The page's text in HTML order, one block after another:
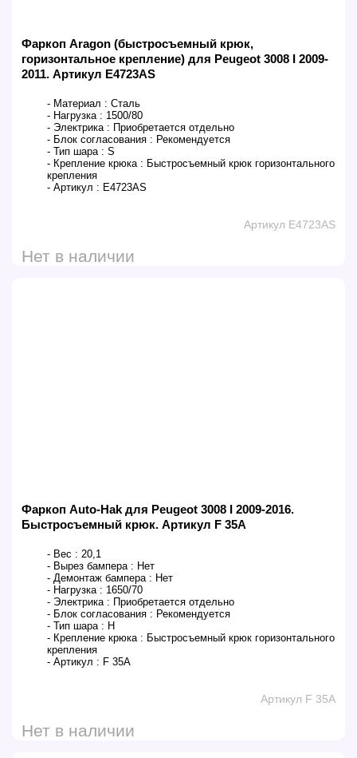
Фаркоп Aragon (быстросъемный крюк,
горизонтальное крепление) для Peugeot 3008 I 2009-
2011. Артикул E4723AS
- Материал : Сталь
- Нагрузка : 1500/80
- Электрика : Приобретается отдельно
- Блок согласования : Рекомендуется
- Тип шара : S
- Крепление крюка : Быстросъемный крюк горизонтального
крепления
- Артикул : E4723AS
Артикул E4723AS
Нет в наличии
Фаркоп Auto-Hak для Peugeot 3008 I 2009-2016.
Быстросъемный крюк. Артикул F 35A
- Вес : 20,1
- Вырез бампера : Нет
- Демонтаж бампера : Нет
- Нагрузка : 1650/70
- Электрика : Приобретается отдельно
- Блок согласования : Рекомендуется
- Тип шара : H
- Крепление крюка : Быстросъемный крюк горизонтального
крепления
- Артикул : F 35A
Артикул F 35A
Нет в наличии